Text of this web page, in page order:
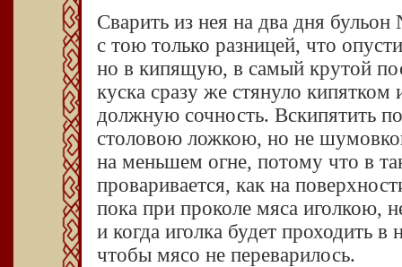
Сварить из нея на два дня
с тою только разницей, что
но в кипящую, в самый крутой
куска сразу же стянуло
должную сочность. Вскипятить
столовою ложкою, но не
на меньшем огне, потому что в
проваривается, как на
пока при проколе мяса иголкою,
и когда иголка будет проходить
чтобы мясо не переварилось.